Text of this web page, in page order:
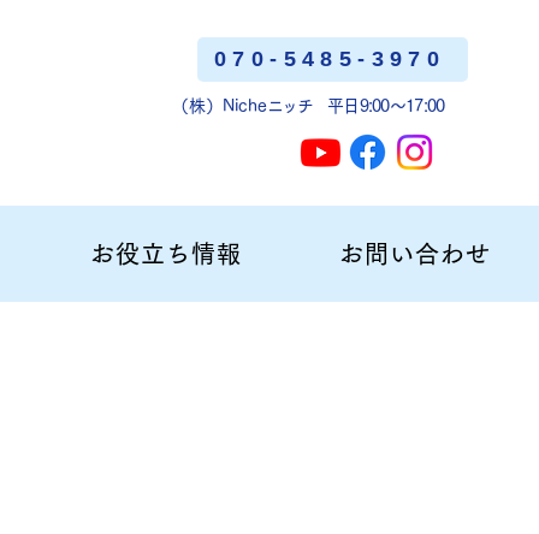
070-5485-3970
（株）Nicheニッチ 平日9:00〜17:00
お役立ち情報 お問い合わせ